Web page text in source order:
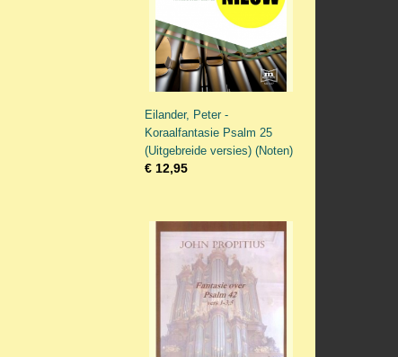
Eilander, Peter -
Koraalfantasie Psalm 25
(Uitgebreide versies) (Noten)
€ 12,95